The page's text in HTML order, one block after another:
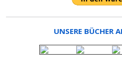
UNSERE BÜCHER